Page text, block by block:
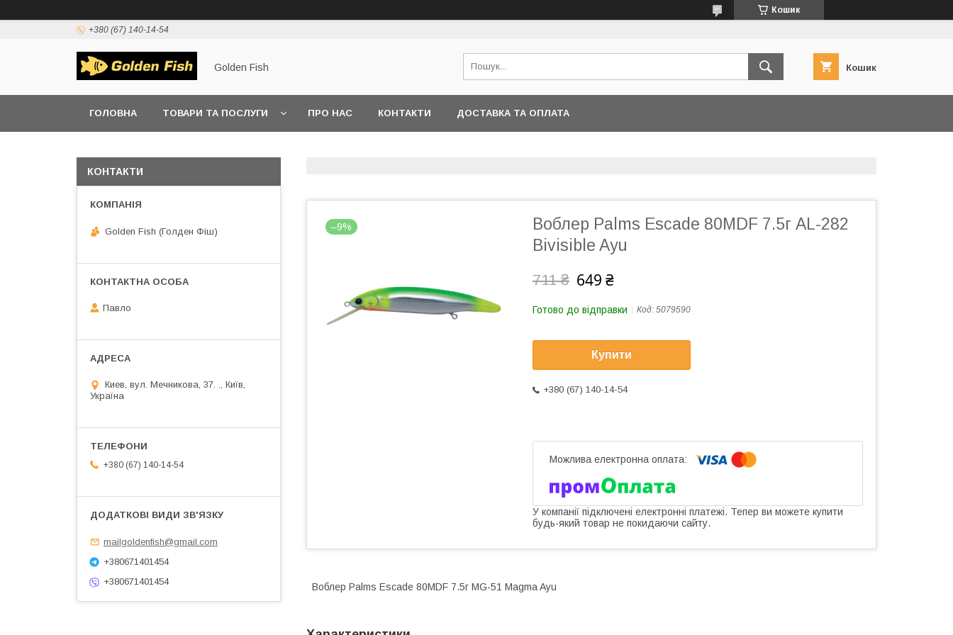
Кошик
+380 (67) 140-14-54
Golden Fish Кошик
ГОЛОВНА ТОВАРИ ТА ПОСЛУГИ ПРО НАС КОНТАКТИ ДОСТАВКА ТА ОПЛАТА
–9%
Воблер Palms Escade 80MDF 7.5г AL-282
Bivisible Ayu
711 ₴ 649 ₴
Готово до відправки Код: 5079590
Купити
+380 (67) 140-14-54
У компанії підключені електронні платежі. Тепер ви можете купити
будь-який товар не покидаючи сайту.
Воблер Palms Escade 80MDF 7.5г MG-51 Magma Ayu
КОНТАКТИ
Golden Fish (Голден Фіш)
Павло
Киев, вул. Мечникова, 37. ., Київ,
Україна
+380 (67) 140-14-54
mailgoldenfish@gmail.com
+380671401454
+380671401454